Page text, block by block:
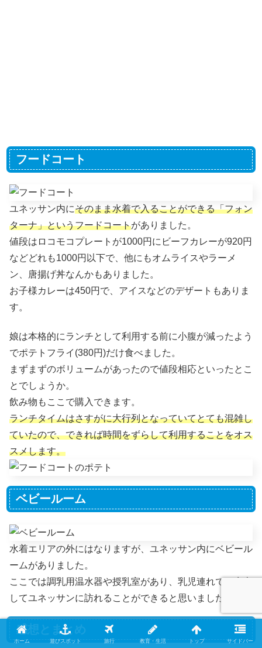
フードコート
ユネッサン内にそのまま水着で入ることができる「フォン
ターナ」というフードコートがありました。
値段はロコモコプレートが1000円にビーフカレーが920円
などどれも1000円以下で、他にもオムライスやラーメ
ン、唐揚げ丼なんかもありました。
お子様カレーは450円で、アイスなどのデザートもありま
す。
娘は本格的にランチとして利用する前に小腹が減ったよう
でポテトフライ(380円)だけ食べました。
まずまずのボリュームがあったので値段相応といったとこ
とでしょうか。
飲み物もここで購入できます。
ランチタイムはさすがに大行列となっていてとても混雑し
ていたので、できれば時間をずらして利用することをオス
スメします。
ベビールーム
水着エリアの外にはなりますが、ユネッサン内にベビール
ームがありました。
ここでは調乳用温水器や授乳室があり、乳児連れでも安心
してユネッサンに訪れることができると思いました。
感想とまとめ
ホーム 遊びスポット 旅行 教育・生活 トップ サイドバー